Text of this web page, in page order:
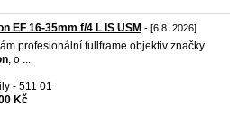
EF 16-35mm f/4 L IS USM - [6.8. 2026]
profesionální fullframe objektiv značky
, o ...
- 511 01
Kč